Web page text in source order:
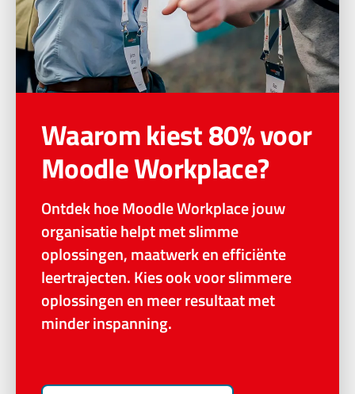
Waarom kiest 80% voor
Moodle Workplace?
Ontdek hoe Moodle Workplace jouw
organisatie helpt met slimme
oplossingen, maatwerk en efficiënte
leertrajecten. Kies ook voor slimmere
oplossingen en meer resultaat met
minder inspanning.